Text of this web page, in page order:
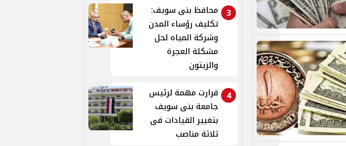
3 محافظ بنى سويف:
تكليف رؤساء المدن
وشركة المياه لحل
مشكلة العجرة
والزيتون
4
قرارت مهمة لرئيس
جامعة بنى سويف
بتغيير القيادات فى
ثلاثة مناصب